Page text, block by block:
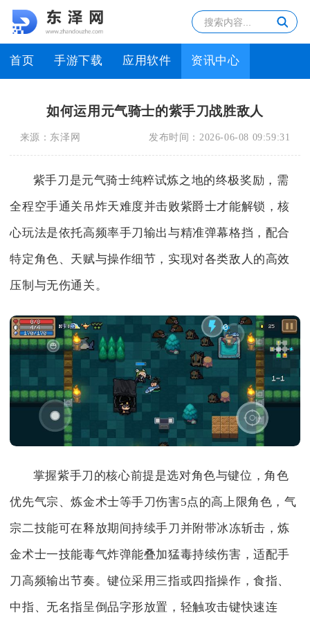
首页 手游下载 应用软件 资讯中心
如何运用元气骑士的紫手刀战胜敌人
来源： 东泽网 发布时间： 2026-06-08 09:59:31
紫手刀是元气骑士纯粹试炼之地的终极奖励，需
全程空手通关吊炸天难度并击败紫爵士才能解锁，核
心玩法是依托高频率手刀输出与精准弹幕格挡，配合
特定角色、天赋与操作细节，实现对各类敌人的高效
压制与无伤通关。
掌握紫手刀的核心前提是选对角色与键位，角色
优先气宗、炼金术士等手刀伤害5点的高上限角色，气
宗二技能可在释放期间持续手刀并附带冰冻斩击，炼
金术士一技能毒气炸弹能叠加猛毒持续伤害，适配手
刀高频输出节奏。键位采用三指或四指操作，食指、
中指、无名指呈倒品字形放置，轻触攻击键快速连